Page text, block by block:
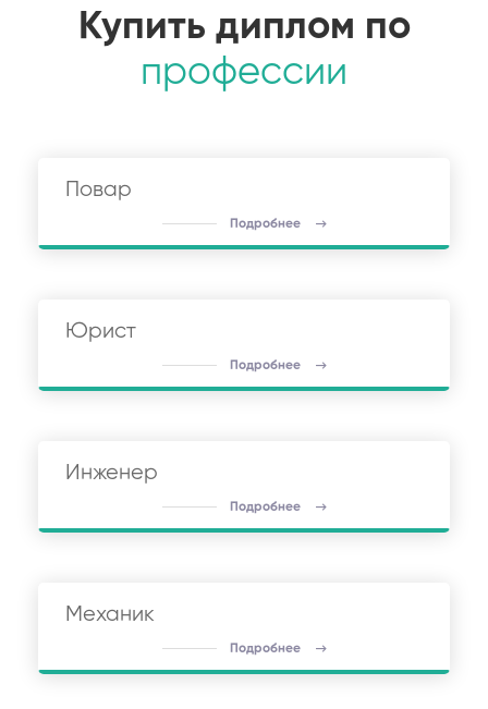
Купить диплом по
профессии
Повар
Подробнее
Юрист
Подробнее
Инженер
Подробнее
Механик
Подробнее